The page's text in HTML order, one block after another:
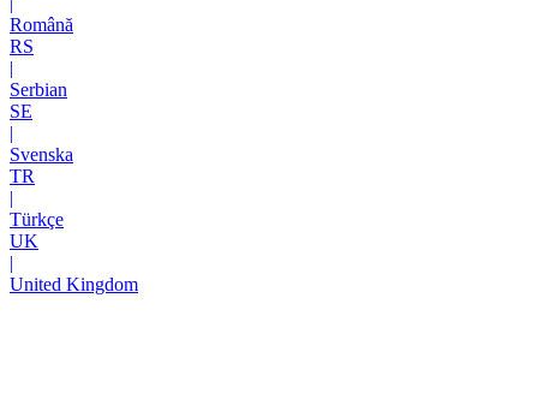
Română
RS
|
Serbian
SE
|
Svenska
TR
|
Türkçe
UK
|
United Kingdom